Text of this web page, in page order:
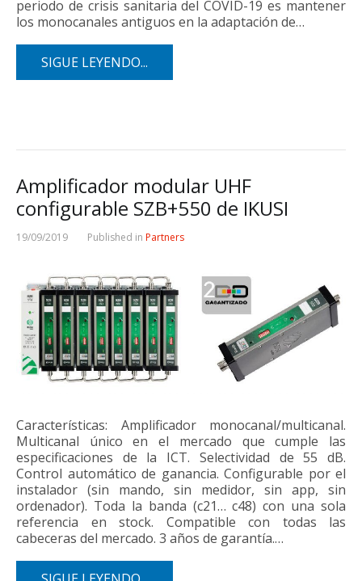
periodo de crisis sanitaria del COVID-19 es mantener
los monocanales antiguos en la adaptación de…
SIGUE LEYENDO...
Amplificador modular UHF
configurable SZB+550 de IKUSI
19/09/2019 Published in Partners
Características: Amplificador monocanal/multicanal.
Multicanal único en el mercado que cumple las
especificaciones de la ICT. Selectividad de 55 dB.
Control automático de ganancia. Configurable por el
instalador (sin mando, sin medidor, sin app, sin
ordenador). Toda la banda (c21… c48) con una sola
referencia en stock. Compatible con todas las
cabeceras del mercado. 3 años de garantía.…